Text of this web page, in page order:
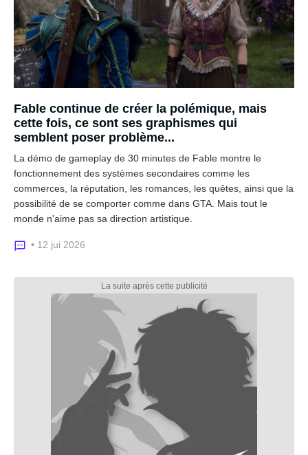
Fable continue de créer la polémique, mais
cette fois, ce sont ses graphismes qui
semblent poser problème...
La démo de gameplay de 30 minutes de Fable montre le
fonctionnement des systèmes secondaires comme les
commerces, la réputation, les romances, les quêtes, ainsi que la
possibilité de se comporter comme dans GTA. Mais tout le
monde n'aime pas sa direction artistique.
• 12 jui 2026